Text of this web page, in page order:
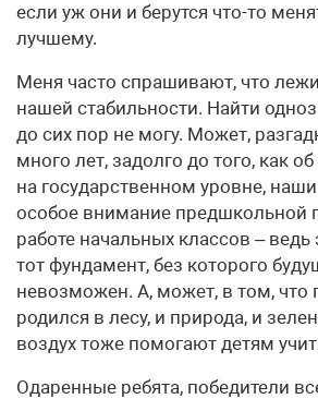
если уж они и берутся что-то
лучшему.
Меня часто спрашивают, что
нашей стабильности. Найти
до сих пор не могу. Может,
много лет, задолго до того, как
на государственном уровне,
особое внимание предшкольной
работе начальных классов – ведь
тот фундамент, без которого
невозможен. А, может, в том, что
родился в лесу, и природа, и
воздух тоже помогают детям
Одаренные ребята, победители